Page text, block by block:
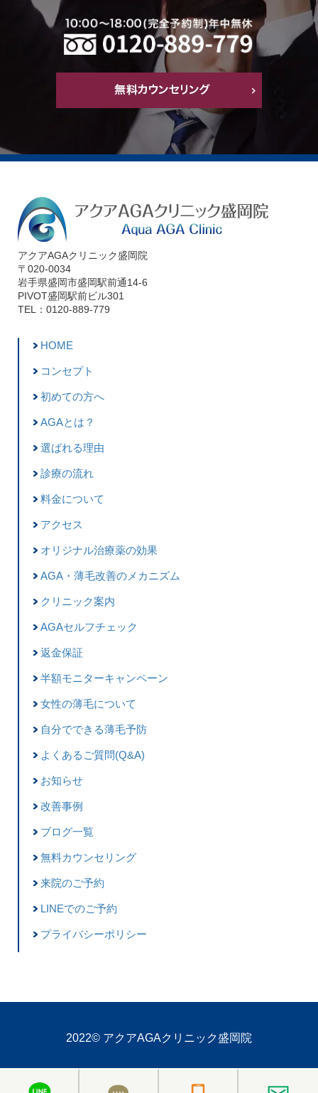
アクアAGAクリニック盛岡院
〒020-0034
岩手県盛岡市盛岡駅前通14-6
PIVOT盛岡駅前ビル301
TEL：0120-889-779
HOME
コンセプト
初めての方へ
AGAとは？
選ばれる理由
診療の流れ
料金について
アクセス
オリジナル治療薬の効果
AGA・薄毛改善のメカニズム
クリニック案内
AGAセルフチェック
返金保証
半額モニターキャンペーン
女性の薄毛について
自分でできる薄毛予防
よくあるご質問(Q&A)
お知らせ
改善事例
ブログ一覧
無料カウンセリング
来院のご予約
LINEでのご予約
プライバシーポリシー
2022© アクアAGAクリニック盛岡院